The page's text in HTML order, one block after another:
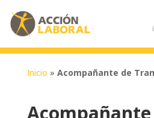
Inicio » Acompañante de